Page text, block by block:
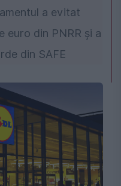
a evitat
euro din PNRR și a
din SAFE